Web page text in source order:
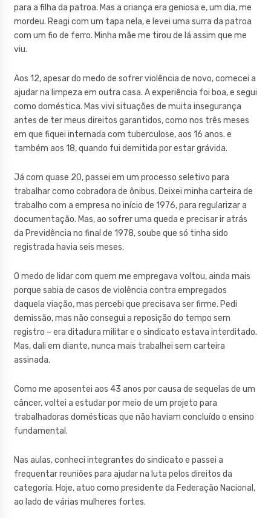
para a filha da patroa. Mas a criança era geniosa e, um dia, me
mordeu. Reagi com um tapa nela, e levei uma surra da patroa
com um fio de ferro. Minha mãe me tirou de lá assim que me
viu.
Aos 12, apesar do medo de sofrer violência de novo, comecei a
ajudar na limpeza em outra casa. A experiência foi boa, e segui
como doméstica. Mas vivi situações de muita insegurança
antes de ter meus direitos garantidos, como nos três meses
em que fiquei internada com tuberculose, aos 16 anos. e
também aos 18, quando fui demitida por estar grávida.
Já com quase 20, passei em um processo seletivo para
trabalhar como cobradora de ônibus. Deixei minha carteira de
trabalho com a empresa no início de 1976, para regularizar a
documentação. Mas, ao sofrer uma queda e precisar ir atrás
da Previdência no final de 1978, soube que só tinha sido
registrada havia seis meses.
O medo de lidar com quem me empregava voltou, ainda mais
porque sabia de casos de violência contra empregados
daquela viação, mas percebi que precisava ser firme. Pedi
demissão, mas não consegui a reposição do tempo sem
registro – era ditadura militar e o sindicato estava interditado.
Mas, dali em diante, nunca mais trabalhei sem carteira
assinada.
Como me aposentei aos 43 anos por causa de sequelas de um
câncer, voltei a estudar por meio de um projeto para
trabalhadoras domésticas que não haviam concluído o ensino
fundamental.
Nas aulas, conheci integrantes do sindicato e passei a
frequentar reuniões para ajudar na luta pelos direitos da
categoria. Hoje, atuo como presidente da Federação Nacional,
ao lado de várias mulheres fortes.